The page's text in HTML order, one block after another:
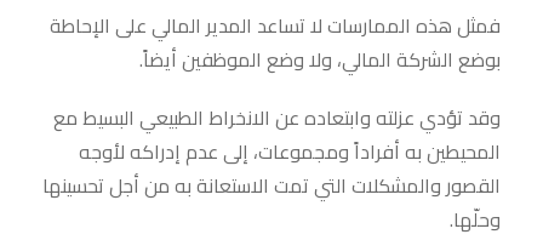
فمثل هذه الممارسات لا تساعد المدير المالي على الإحاطة
بوضع الشركة المالي، ولا وضع الموظفين أيضاً.
وقد تؤدي عزلته وابتعاده عن الانخراط الطبيعي البسيط مع
المحيطين به أفراداً ومجموعات، إلى عدم إدراكه لأوجه
القصور والمشكلات التي تمت الاستعانة به من أجل تحسينها
وحلّها.